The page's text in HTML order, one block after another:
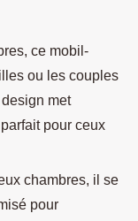
ce mobil-
ou les couples
met
pour ceux
chambres, il se
pour